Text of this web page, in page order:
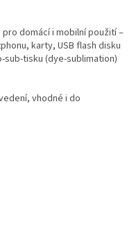
domácí i mobilní použití –
karty, USB flash disku
tisku (dye-sublimation)
vhodné i do